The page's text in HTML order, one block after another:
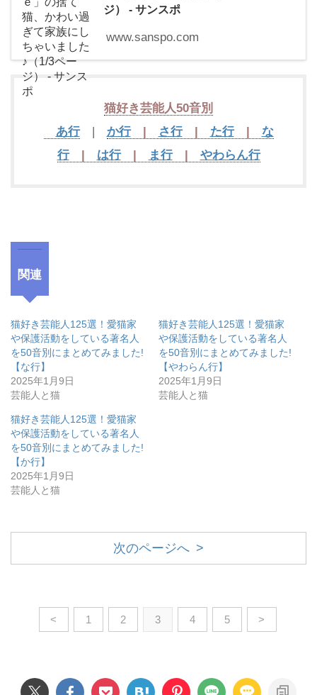
ジ） - サンスポ
www.sanspo.com
猫好き芸能人50音別
あ行| か行| さ行| た行| な
行| は行| ま行| やわらん行
関連
猫好き芸能人125選！愛猫家
や保護活動をしている著名人
を50音別にまとめてみました!
【な行】
2025年1月9日
芸能人と猫
猫好き芸能人125選！愛猫家
や保護活動をしている著名人
を50音別にまとめてみました!
【やわらん行】
2025年1月9日
芸能人と猫
猫好き芸能人125選！愛猫家
や保護活動をしている著名人
を50音別にまとめてみました!
【か行】
2025年1月9日
芸能人と猫
次のページへ >
< 1 2 3 4 5 >